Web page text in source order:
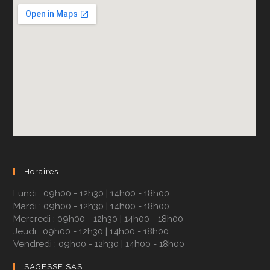
Le choix dépend de plusieurs critères :
Jeune conducteur ou conducteur malussé :
Conducteur expérimenté avec bonus :
possibilité de négocier un meilleur tarif.
Ton budget:
Horaires
Lundi : 09h00 - 12h30 | 14h00 - 18h00
Mardi : 09h00 - 12h30 | 14h00 - 18h00
Mercredi : 09h00 - 12h30 | 14h00 - 18h00
Jeudi : 09h00 - 12h30 | 14h00 - 18h00
Vendredi : 09h00 - 12h30 | 14h00 - 18h00
SAGESSE SAS